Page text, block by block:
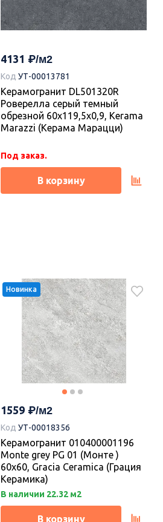
4131
Код УТ-00013781
Керамогранит DL501320R
Роверелла серый темный
обрезной 60x119,5x0,9, Kerama
Marazzi (Керама Марацци)
Под заказ.
В корзину
2726
УТ-00017374
Керамогранит DD841190R Про
Догана серый светлый
матовый обрезной 80x80x0,9,
Kerama Marazzi (Керама
Под заказ.
В корзину
Новинка
1559
Код УТ-00018356
Керамогранит 010400001196
Monte grey PG 01 (Монте )
60х60, Gracia Ceramica (Грация
Керамика)
В наличии 22.32 м2
В корзину